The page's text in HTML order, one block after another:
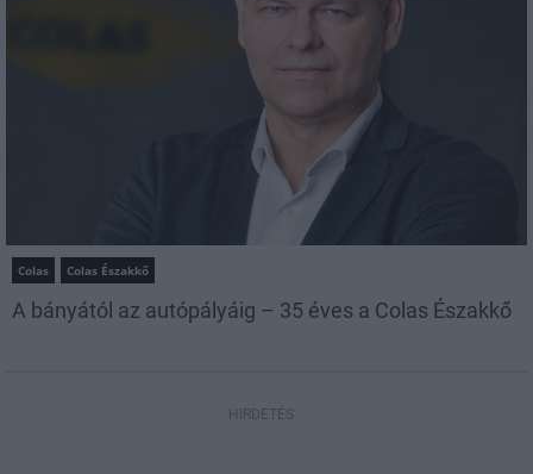
Colas Colas Északkő
A bányától az autópályáig – 35 éves a Colas Északkő
HIRDETÉS